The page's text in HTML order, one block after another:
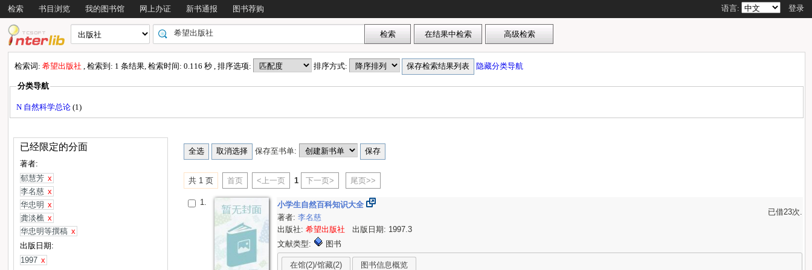
检索 书目浏览 我的图书馆 网上办证 新书通报 图书荐购 语言: 登录
检索词:希望出版社, 检索到: 1 条结果, 检索时间: 0.116 秒 , 排序选项: 排序方式: 隐藏分类导航
分类导航
N 自然科学总论(1)
已经限定的分面
著者:
郁慧芳 x
李名慈 x
华忠明 x
龚淡樵 x
华忠明等撰稿 x
出版日期:
1997 x
保存至书单:
共 1 页 首页 <上一页 1 下一页> 尾页>>
1.
小学生自然百科知识大全
已借23次.
著者:李名慈
出版社:希望出版社 出版日期: 1997.3
文献类型:
图书
在馆(2)/馆藏(2) 图书信息概览